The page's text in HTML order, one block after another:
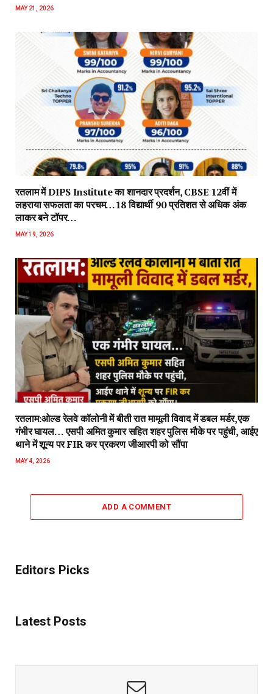
MAY 21, 2026
रतलाम में DIPS Institute का शानदार प्रदर्शन, CBSE 12वीं में
लहराया सफलता का परचम…18 विद्यार्थी 90 प्रतिशत से अधिक अंक
लाकर बने टॉपर…
MAY 19, 2026
रतलाम:ओल्ड रेलवे कॉलोनी में बीती रात मामूली विवाद में डबल मर्डर,एक
गंभीर घायल… एसपी अमित कुमार सहित शहर पुलिस मौके पर पहुंची, आईए
थाने में शून्य पर FIR कर प्रकरण जीआरपी को सौंपा
MAY 4, 2026
ADD A COMMENT
Editors Picks
Latest Posts